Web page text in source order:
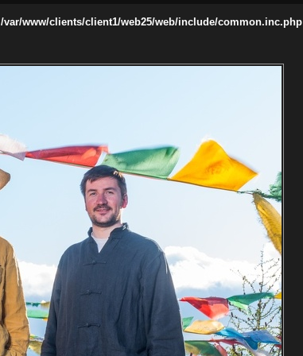
/var/www/clients/client1/web25/web/include/common.inc.php